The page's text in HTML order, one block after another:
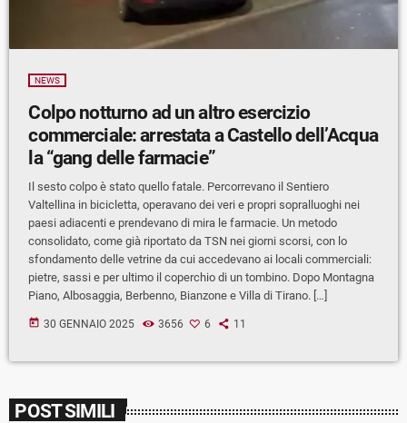
NEWS
Colpo notturno ad un altro esercizio
commerciale: arrestata a Castello dell’Acqua
la “gang delle farmacie”
Il sesto colpo è stato quello fatale. Percorrevano il Sentiero
Valtellina in bicicletta, operavano dei veri e propri sopralluoghi nei
paesi adiacenti e prendevano di mira le farmacie. Un metodo
consolidato, come già riportato da TSN nei giorni scorsi, con lo
sfondamento delle vetrine da cui accedevano ai locali commerciali:
pietre, sassi e per ultimo il coperchio di un tombino. Dopo Montagna
Piano, Albosaggia, Berbenno, Bianzone e Villa di Tirano. […]
today 30 GENNAIO 2025 3656 6 11
POST SIMILI